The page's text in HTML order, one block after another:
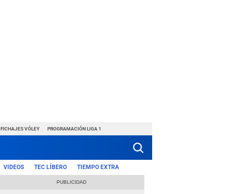
FICHAJES VÓLEY PROGRAMACIÓN LIGA 1
VIDEOS TEC LÍBERO TIEMPO EXTRA